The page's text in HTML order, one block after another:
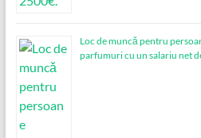
Loc de muncǎ pentru
parfumuri cu un salariu net